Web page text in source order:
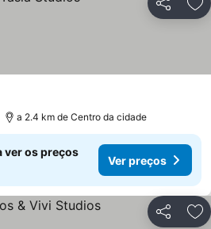
Partilhar
a 2.4 km de Centro da cidade
ver os preços
Ver preços
Partilhar